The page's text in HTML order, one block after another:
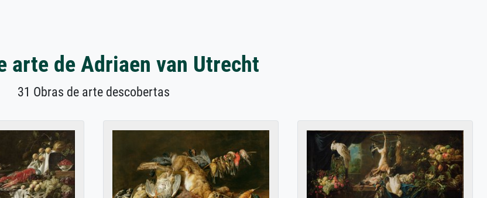
arte de Adriaen van Utrecht
31 Obras de arte descobertas